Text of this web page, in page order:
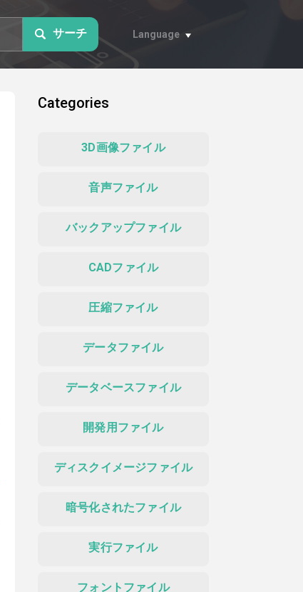
サーチ Language
Categories
3D画像ファイル
音声ファイル
バックアップファイル
CADファイル
圧縮ファイル
データファイル
データベースファイル
開発用ファイル
ディスクイメージファイル
暗号化されたファイル
実行ファイル
フォントファイル